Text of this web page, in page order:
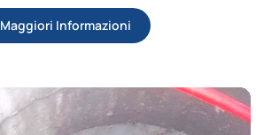
Maggiori Informazioni